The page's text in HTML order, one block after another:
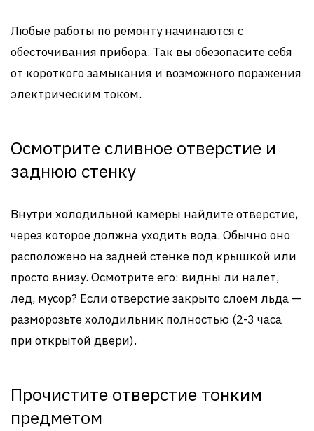
Любые работы по ремонту начинаются с
обесточивания прибора. Так вы обезопасите себя
от короткого замыкания и возможного поражения
электрическим током.
Осмотрите сливное отверстие и
заднюю стенку
Внутри холодильной камеры найдите отверстие,
через которое должна уходить вода. Обычно оно
расположено на задней стенке под крышкой или
просто внизу. Осмотрите его: видны ли налет,
лед, мусор? Если отверстие закрыто слоем льда —
разморозьте холодильник полностью (2-3 часа
при открытой двери).
Прочистите отверстие тонким
предметом